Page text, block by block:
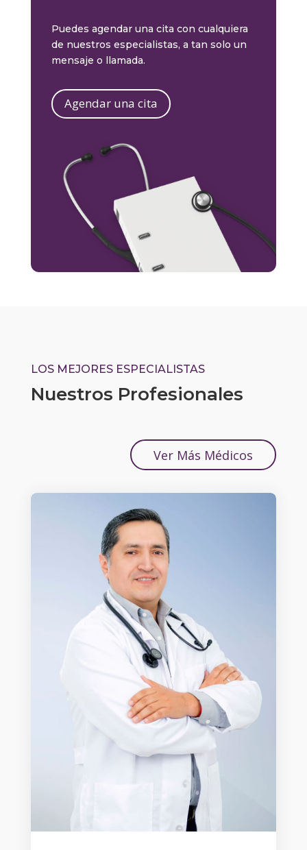
Puedes agendar una cita con cualquiera
de nuestros especialistas, a tan solo un
mensaje o llamada.
Agendar una cita
LOS MEJORES ESPECIALISTAS
Nuestros Profesionales
Ver Más Médicos